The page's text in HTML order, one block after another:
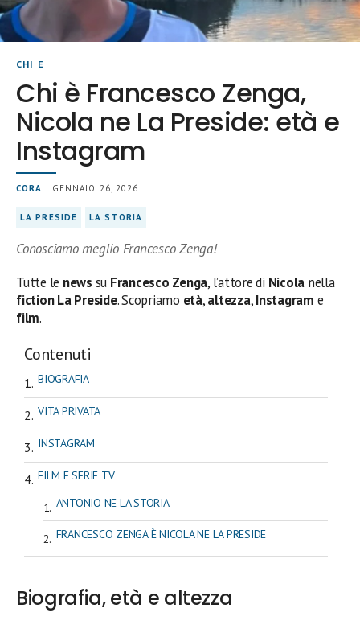
CHI È
Chi è Francesco Zenga,
Nicola ne La Preside: età e
Instagram
CORA | GENNAIO 26, 2026
LA PRESIDE LA STORIA
Conosciamo meglio Francesco Zenga!
Tutte le news su Francesco Zenga, l’attore di Nicola nella
fiction La Preside. Scopriamo età,altezza,Instagram e
film.
Contenuti
BIOGRAFIA
VITA PRIVATA
INSTAGRAM
FILM E SERIE TV
ANTONIO NE LA STORIA
FRANCESCO ZENGA È NICOLA NE LA PRESIDE
Biografia, età e altezza